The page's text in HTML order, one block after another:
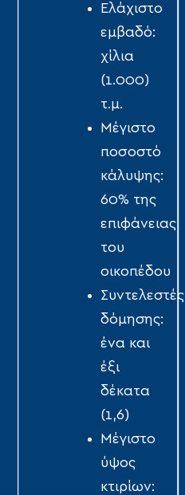
Ελάχιστο
εµβαδό:
χίλια
(1.000)
τ.µ.
Μέγιστο
ποσοστό
κάλυψης:
60% της
επιφάνειας
του
οικοπέδου
Συντελεστές
δόµησης:
ένα και
έξι
δέκατα
(1,6)
Μέγιστο
ύψος
κτιρίων: